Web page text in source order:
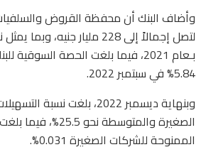
بـعام 2021، فيما بلغت الحصة
5.84% في سبتمبر 2022.
وبنهاية ديسمبر 2022، بلغت
الصغيرة والمتوسطة نحو
الممنوحة للشركات الصغيرة 0.031%.